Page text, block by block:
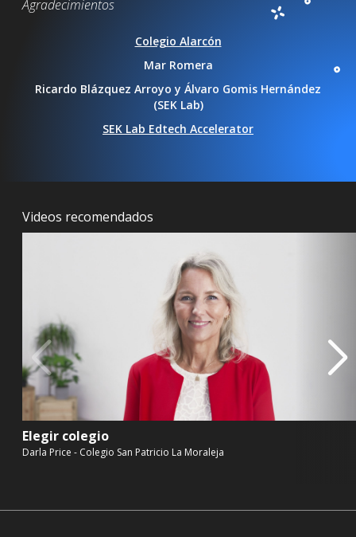
que decimos mucho a los niños y niñas del colegio.
Mar Romera ¿Cuáles fueron tus estudios? ¿Qué
Mar Romera
Perdona, cuando tenías esa
disyuntiva, de me voy hacia el mundo de la
psicología clínica o el mundo de la psicología
00:02:02Marta Lli El que aportaba algo al mundo. En la
no más de tú a tú, pero es que en el mundo
educativo es como que siembras y cosechas, y
niños que empiezan con 18 meses en nuestro cole
hasta que salgan 18 años. Ver ese camino, esa
transición, ese crecimiento. Y que tú hayas
formado parte de eso, eso es una satisfacción
personal que yo creo que no.. esto no te lo
enseñan en ninguna universidad, ningún sitio.
00:02:38Mar Romera Pero sabes que la educación es un
terreno muy duro, porque cuando los niños y niñas
terminan con éxito terminan en una situación
placentera, es porque son buenos y cuando
terminan con menos éxito o viven en dificultad, la
causa precisamente está en los adultos, en el
Agradecimientos
Colegio Alarcón
Mar Romera
Ricardo Blázquez Arroyo y Álvaro Gomis Hernández
(SEK Lab)
SEK Lab Edtech Accelerator
Videos recomendados
Elegir colegio
Darla Price - Colegio San Patricio La Moraleja